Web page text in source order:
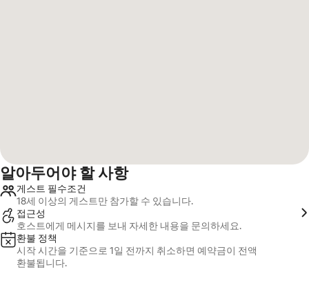
알아두어야 할 사항
게스트 필수조건
18세 이상의 게스트만 참가할 수 있습니다.
접근성
호스트에게 메시지를 보내 자세한 내용을 문의하세요.
환불 정책
시작 시간을 기준으로 1일 전까지 취소하면 예약금이 전액
환불됩니다.